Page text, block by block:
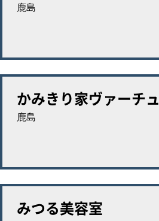
鹿島
かみきり家ヴァーチュ
鹿島
みつる美容室